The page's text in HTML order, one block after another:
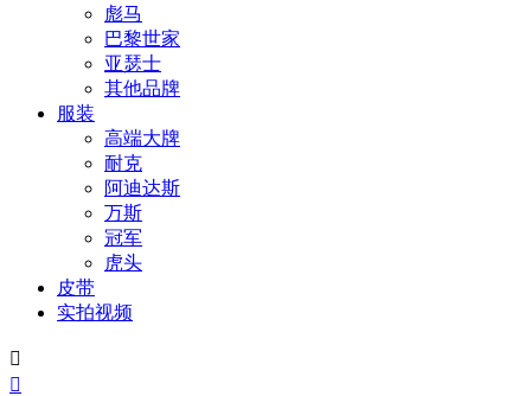
彪马
巴黎世家
亚瑟士
其他品牌
服装
高端大牌
耐克
阿迪达斯
万斯
冠军
虎头
皮带
实拍视频

